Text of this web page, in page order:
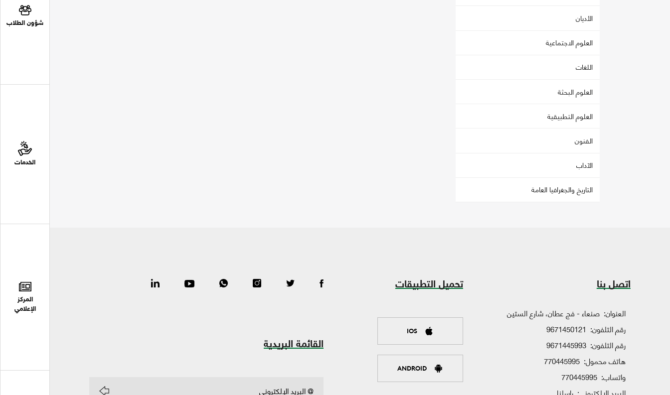
شؤون الطلاب
الخدمات
المركز
الإعلامي
الأديان
العلوم الاجتماعية
اللغات
العلوم البحثة
العلوم التطبيقية
الفنون
الآداب
التاريخ والجغرافيا العامة
اتصل بنا
العنوان: صنعاء - فج عطان، شارع الستين
رقم التلفون: 9671450121
رقم التلفون: 9671445993
هاتف محمول: 770445995
واتساب: 770445995
تحميل التطبيقات
IOS
ANDROID
القائمة البريدية